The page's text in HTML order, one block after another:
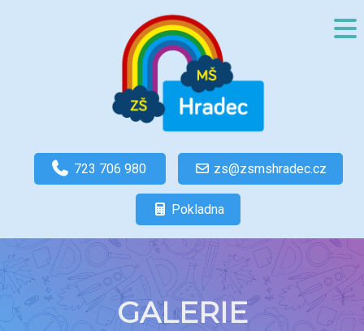
723 706 980 zs@zsmshradec.cz
Pokladna
GALERIE